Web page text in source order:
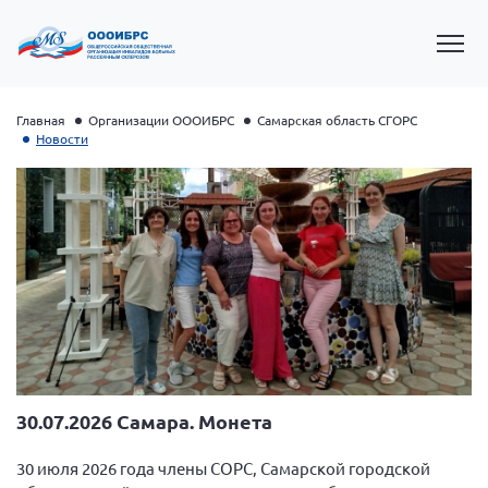
Президент Власов Я.В.
Первый вице-президент Кичигина Н. Ф.
Генеральный директор Матвиевская О.В.
Вице-президент Зрячева Н.В.
Главная Организации ОООИБРС
Самарская область СГОРС
Новости
30.07.2026 Самара. Монета
30 июля 2026 года члены СОРС, Самарской городской